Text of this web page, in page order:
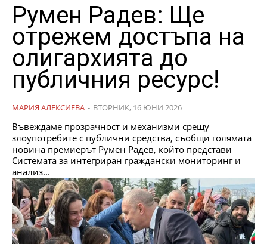
Румен Радев: Ще
отрежем достъпа на
олигархията до
публичния ресурс!
МАРИЯ АЛЕКСИЕВА - ВТОРНИК, 16 ЮНИ 2026
Въвеждаме прозрачност и механизми срещу
злоупотребите с публични средства, съобщи голямата
новина премиерът Румен Радев, който представи
Системата за интегриран граждански мониторинг и
анализ...